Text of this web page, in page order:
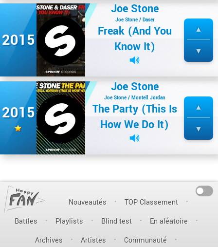
2015
Joe Stone
Joe Stone / Daser
Freak (And You
Know It)
2015
Joe Stone
Joe Stone / Montell Jordan
The Party (This Is
How We Do It)
Nouveautés
TOP Classement
Battles
Playlists Blind test
En aléatoire
Archives
Artistes Communauté
On